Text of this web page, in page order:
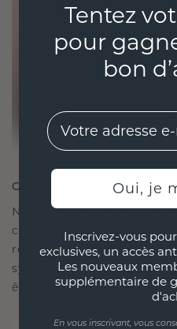
CRÉÉ POUR LA
Notre philosophie en
créer des liens, chaque
résister à l'épreuve du
symbole d'amour et de
être portée et chérie
Tentez
pour
bon
EMail
Oui, je
Inscrivez-vous
exclusives, un accès
Les nouveaux
supplémentaire de
En vous inscrivant, vous